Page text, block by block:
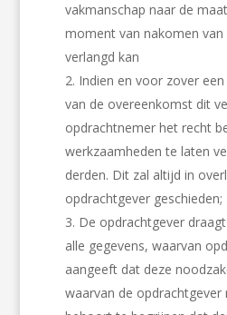
vakmanschap naar de
moment van nakomen
verlangd kan
Indien en voor zover
van de overeenkomst dit
opdrachtnemer het recht
werkzaamheden te laten
derden. Dit zal altijd in
opdrachtgever geschieden;
De opdrachtgever
alle gegevens, waarvan
aangeeft dat deze
waarvan de opdrachtgever